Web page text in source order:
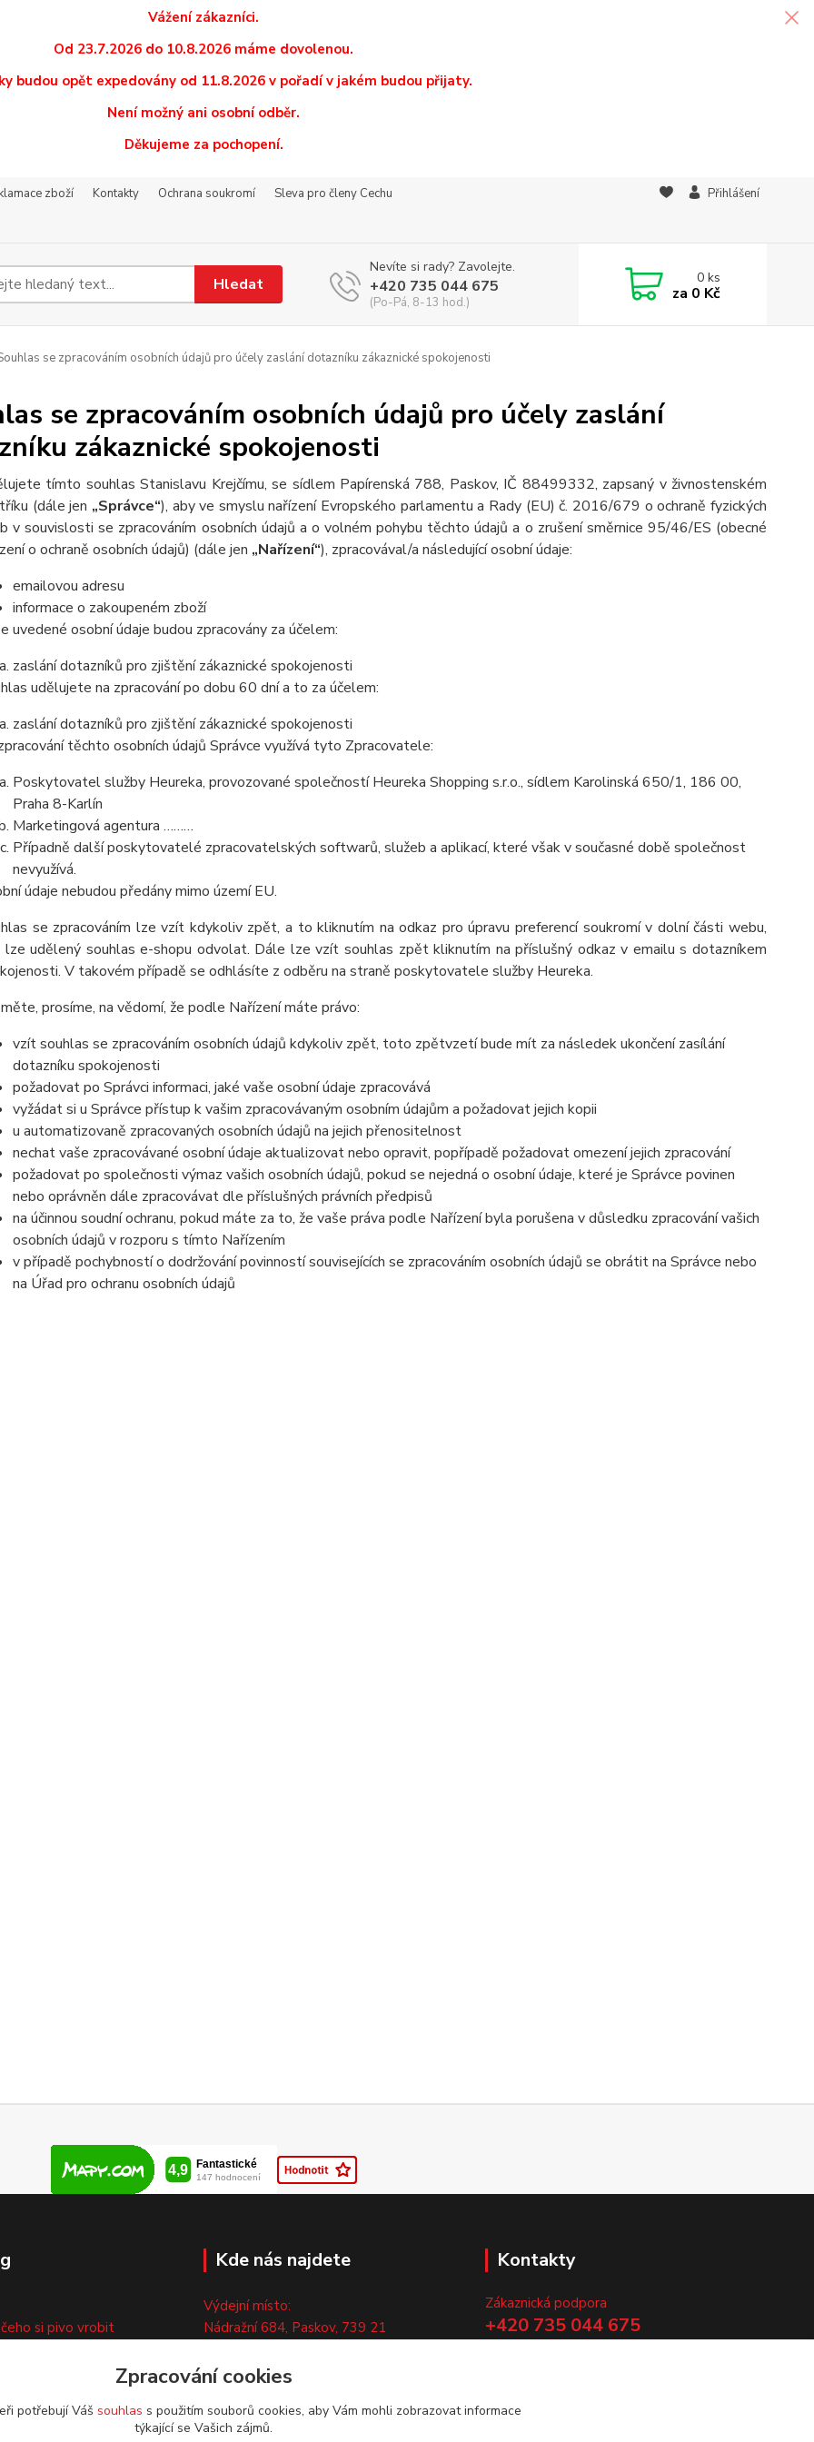
Vážení zákazníci.
Od 23.7.2026 do 10.8.2026 máme dovolenou.
budou opět expedovány od 11.8.2026 v pořadí v jakém budou přijaty.
Není možný ani osobní odběr.
Děkujeme za pochopení.
zboží Kontakty Ochrana soukromí
Sleva pro členy Cechu
Přihlášení
Hledat
Nevíte si rady? Zavolejte.
+420 735 044 675
(Po-Pá, 8-13 hod.)
0ks
za 0 Kč
se zpracováním osobních údajů pro účely zaslání dotazníku zákaznické spokojenosti
se zpracováním osobních údajů pro účely zaslání
zákaznické spokojenosti
tímto souhlas Stanislavu Krejčímu, se sídlem Papírenská 788, Paskov, IČ 88499332, zapsaný v živnostenském
(dále jen „Správce“), aby ve smyslu nařízení Evropského parlamentu a Rady (EU) č. 2016/679 o ochraně fyzických
v souvislosti se zpracováním osobních údajů a o volném pohybu těchto údajů a o zrušení směrnice 95/46/ES (obecné
o ochraně osobních údajů) (dále jen „Nařízení“), zpracovával/a následující osobní údaje:
emailovou adresu
informace o zakoupeném zboží
uvedené osobní údaje budou zpracovány za účelem:
zaslání dotazníků pro zjištění zákaznické spokojenosti
udělujete na zpracování po dobu 60 dní a to za účelem:
zaslání dotazníků pro zjištění zákaznické spokojenosti
těchto osobních údajů Správce využívá tyto Zpracovatele:
Poskytovatel služby Heureka, provozované společností Heureka Shopping s.r.o., sídlem Karolinská 650/1, 186 00,
Praha 8-Karlín
Marketingová agentura ………
Případně další poskytovatelé zpracovatelských softwarů, služeb a aplikací, které však v současné době společnost
nevyužívá.
údaje nebudou předány mimo území EU.
se zpracováním lze vzít kdykoliv zpět, a to kliknutím na odkaz pro úpravu preferencí soukromí v dolní části webu,
lze udělený souhlas e-shopu odvolat. Dále lze vzít souhlas zpět kliknutím na příslušný odkaz v emailu s dotazníkem
V takovém případě se odhlásíte z odběru na straně poskytovatele služby Heureka.
prosíme, na vědomí, že podle Nařízení máte právo:
vzít souhlas se zpracováním osobních údajů kdykoliv zpět, toto zpětvzetí bude mít za následek ukončení zasílání
dotazníku spokojenosti
požadovat po Správci informaci, jaké vaše osobní údaje zpracovává
vyžádat si u Správce přístup k vašim zpracovávaným osobním údajům a požadovat jejich kopii
u automatizovaně zpracovaných osobních údajů na jejich přenositelnost
nechat vaše zpracovávané osobní údaje aktualizovat nebo opravit, popřípadě požadovat omezení jejich zpracování
požadovat po společnosti výmaz vašich osobních údajů, pokud se nejedná o osobní údaje, které je Správce povinen
nebo oprávněn dále zpracovávat dle příslušných právních předpisů
na účinnou soudní ochranu, pokud máte za to, že vaše práva podle Nařízení byla porušena v důsledku zpracování vašich
osobních údajů v rozporu s tímto Nařízením
v případě pochybností o dodržování povinností souvisejících se zpracováním osobních údajů se obrátit na Správce nebo
na Úřad pro ochranu osobních údajů
čeho si pivo vrobit
Kde nás najdete
Výdejní místo:
Nádražní 684, Paskov, 739 21
Pouze po předchozí tel. domluvě.
Kontakty
Zákaznická podpora
+420 735 044 675
Zpracování cookies
potřebují Váš souhlas s použitím souborů cookies, aby Vám mohli zobrazovat informace
týkající se Vašich zájmů.